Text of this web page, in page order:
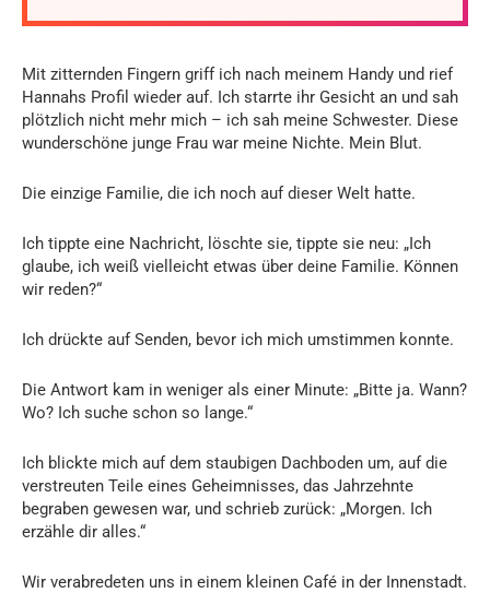
Mit zitternden Fingern griff ich nach meinem Handy und rief
Hannahs Profil wieder auf. Ich starrte ihr Gesicht an und sah
plötzlich nicht mehr mich – ich sah meine Schwester. Diese
wunderschöne junge Frau war meine Nichte. Mein Blut.
Die einzige Familie, die ich noch auf dieser Welt hatte.
Ich tippte eine Nachricht, löschte sie, tippte sie neu: „Ich
glaube, ich weiß vielleicht etwas über deine Familie. Können
wir reden?“
Ich drückte auf Senden, bevor ich mich umstimmen konnte.
Die Antwort kam in weniger als einer Minute: „Bitte ja. Wann?
Wo? Ich suche schon so lange.“
Ich blickte mich auf dem staubigen Dachboden um, auf die
verstreuten Teile eines Geheimnisses, das Jahrzehnte
begraben gewesen war, und schrieb zurück: „Morgen. Ich
erzähle dir alles.“
Wir verabredeten uns in einem kleinen Café in der Innenstadt.